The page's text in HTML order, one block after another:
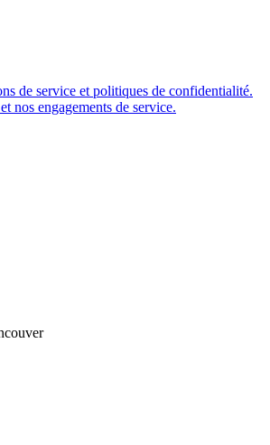
de service et politiques de confidentialité.
nos engagements de service.